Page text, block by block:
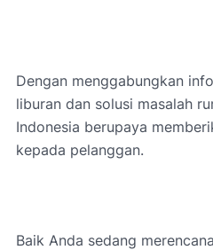
Dengan menggabungkan
liburan dan solusi masalah
Indonesia berupaya
kepada pelanggan.
Baik Anda sedang